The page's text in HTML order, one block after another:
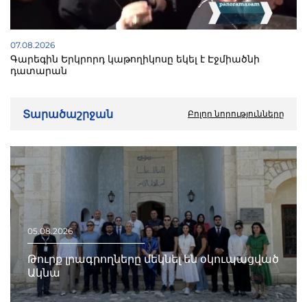
07.08.2026
Գարեգին Երկրորդ կաթողիկոսը եկել է Էջմիածնի
դատարան
Տարածաշրջան Բոլոր նորությունները
05.08.2026
Թուրք լրագրողները մեկնել են օկուպացված
Ակնա